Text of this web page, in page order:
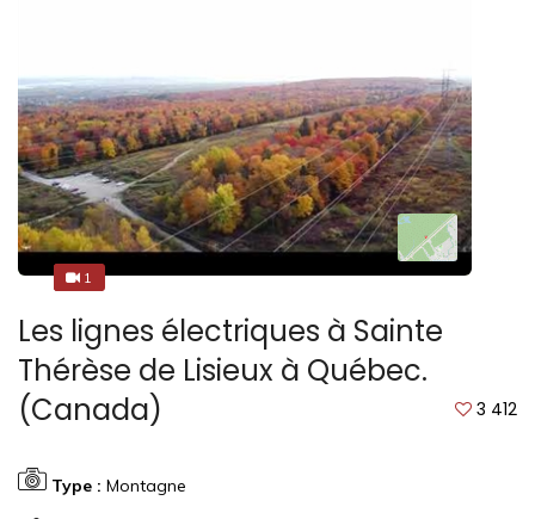
41
Les lignes électriques à Sainte
Thérèse de Lisieux à Québec.
(Canada)
3 412
Type : Montagne